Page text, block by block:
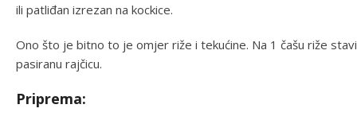
ili patliđan izrezan na kockice.
Ono što je bitno to je omjer riže i tekućine. Na 1 čašu riže
pasiranu rajčicu.
Priprema: